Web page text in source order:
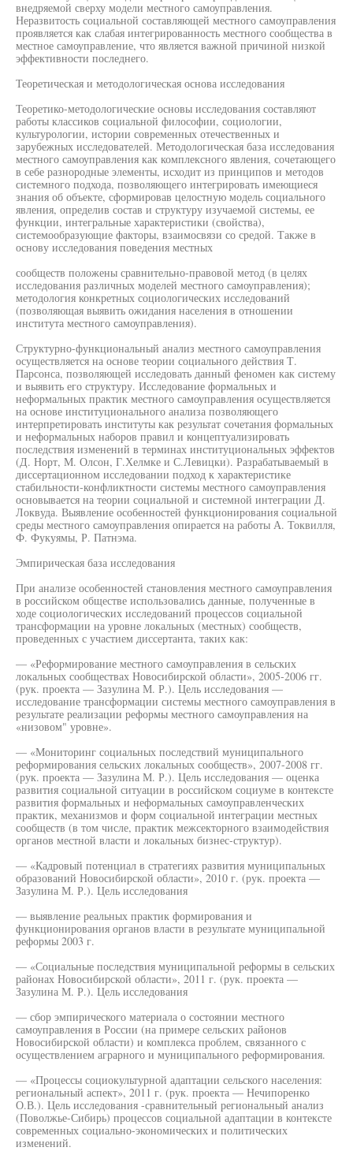
внедряемой сверху модели местного самоуправления.
Неразвитость социальной составляющей местного самоуправления
проявляется как слабая интегрированность местного сообщества в
местное самоуправление, что является важной причиной низкой
эффективности последнего.
Теоретическая и методологическая основа исследования
Теоретико-методологические основы исследования составляют
работы классиков социальной философии, социологии,
культурологии, истории современных отечественных и
зарубежных исследователей. Методологическая база исследования
местного самоуправления как комплексного явления, сочетающего
в себе разнородные элементы, исходит из принципов и методов
системного подхода, позволяющего интегрировать имеющиеся
знания об объекте, сформировав целостную модель социального
явления, определив состав и структуру изучаемой системы, ее
функции, интегральные характеристики (свойства),
системообразующие факторы, взаимосвязи со средой. Также в
основу исследования поведения местных
сообществ положены сравнительно-правовой метод (в целях
исследования различных моделей местного самоуправления);
методология конкретных социологических исследований
(позволяющая выявить ожидания населения в отношении
института местного самоуправления).
Структурно-функциональный анализ местного самоуправления
осуществляется на основе теории социального действия Т.
Парсонса, позволяющей исследовать данный феномен как систему
и выявить его структуру. Исследование формальных и
неформальных практик местного самоуправления осуществляется
на основе институционального анализа позволяющего
интерпретировать институты как результат сочетания формальных
и неформальных наборов правил и концептуализировать
последствия изменений в терминах институциональных эффектов
(Д. Норт, М. Олсон, Г.Хелмке и С.Левицки). Разрабатываемый в
диссертационном исследовании подход к характеристике
стабильности-конфликтности системы местного самоуправления
основывается на теории социальной и системной интеграции Д.
Локвуда. Выявление особенностей функционирования социальной
среды местного самоуправления опирается на работы А. Токвилля,
Ф. Фукуямы, Р. Патнэма.
Эмпирическая база исследования
При анализе особенностей становления местного самоуправления
в российском обществе использовались данные, полученные в
ходе социологических исследований процессов социальной
трансформации на уровне локальных (местных) сообществ,
проведенных с участием диссертанта, таких как:
— «Реформирование местного самоуправления в сельских
локальных сообществах Новосибирской области», 2005-2006 гг.
(рук. проекта — Зазулина М. Р.). Цель исследования —
исследование трансформации системы местного самоуправления в
результате реализации реформы местного самоуправления на
«низовом" уровне».
— «Мониторинг социальных последствий муниципального
реформирования сельских локальных сообществ», 2007-2008 гг.
(рук. проекта — Зазулина М. Р.). Цель исследования — оценка
развития социальной ситуации в российском социуме в контексте
развития формальных и неформальных самоуправленческих
практик, механизмов и форм социальной интеграции местных
сообществ (в том числе, практик межсекторного взаимодействия
органов местной власти и локальных бизнес-структур).
— «Кадровый потенциал в стратегиях развития муниципальных
образований Новосибирской области», 2010 г. (рук. проекта —
Зазулина М. Р.). Цель исследования
— выявление реальных практик формирования и
функционирования органов власти в результате муниципальной
реформы 2003 г.
— «Социальные последствия муниципальной реформы в сельских
районах Новосибирской области», 2011 г. (рук. проекта —
Зазулина М. Р.). Цель исследования
— сбор эмпирического материала о состоянии местного
самоуправления в России (на примере сельских районов
Новосибирской области) и комплекса проблем, связанного с
осуществлением аграрного и муниципального реформирования.
— «Процессы социокультурной адаптации сельского населения:
региональный аспект», 2011 г. (рук. проекта — Нечипоренко
О.В.). Цель исследования -сравнительный региональный анализ
(Поволжье-Сибирь) процессов социальной адаптации в контексте
современных социально-экономических и политических
изменений.